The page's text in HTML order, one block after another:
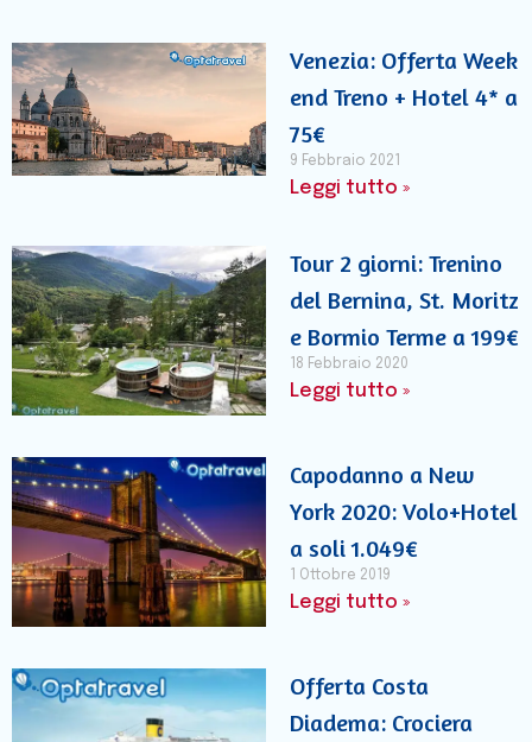
Venezia: Offerta Week
end Treno + Hotel 4* a
75€
9 Febbraio 2021
Leggi tutto »
Tour 2 giorni: Trenino
del Bernina, St. Moritz
e Bormio Terme a 199€
18 Febbraio 2020
Leggi tutto »
Capodanno a New
York 2020: Volo+Hotel
a soli 1.049€
1 Ottobre 2019
Leggi tutto »
Offerta Costa
Diadema: Crociera